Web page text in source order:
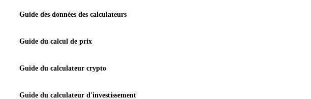
Guide des données des calculateurs
Guide du calcul de prix
Guide du calculateur crypto
Guide du calculateur d'investissement